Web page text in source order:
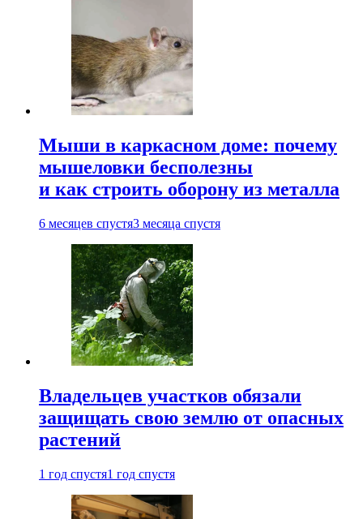
Мыши в каркасном доме: почему
мышеловки бесполезны
и как строить оборону из металла
6 месяцев спустя3 месяца спустя
Владельцев участков обязали
защищать свою землю от опасных
растений
1 год спустя1 год спустя